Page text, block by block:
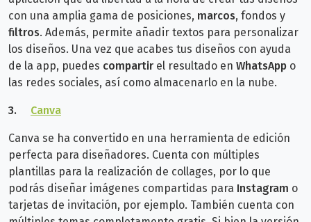
con una amplia gama de posiciones, marcos, fondos y
filtros. Además, permite añadir textos para personalizar
los diseños. Una vez que acabes tus diseños con ayuda
de la app, puedes compartir el resultado en WhatsApp o
las redes sociales, así como almacenarlo en la nube.
3. Canva
Canva se ha convertido en una herramienta de edición
perfecta para diseñadores. Cuenta con múltiples
plantillas para la realización de collages, por lo que
podrás diseñar imágenes compartidas para Instagram o
tarjetas de invitación, por ejemplo. También cuenta con